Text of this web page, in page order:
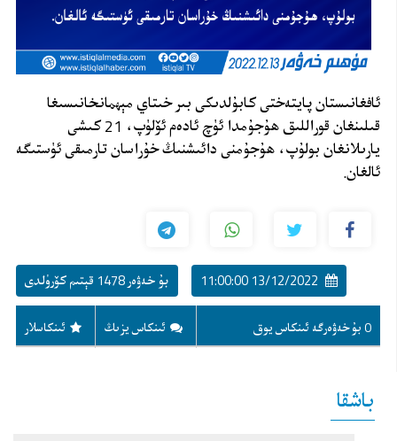
ئافغانىستان پايتەختى كابۇلدىكى بىر خىتاي مېھمانخانىسىغا
قىلىنغان قوراللىق ھۇجۇمدا ئۈچ ئادەم ئۆلۈپ، 21 كىشى
يارىلانغان بولۇپ، ھۇجۇمنى دائىشنىڭ خۇراسان تارمىقى ئۈستىگە
ئالغان.
بۇ خەۋەر 1478 قېتىم كۆرۈلدى 13/12/2022 11:00:00
ئىنكاسلار ئىنكاس يزىڭ 0 بۇ خەۋەرگە ئىنكاس يوق
باشقا